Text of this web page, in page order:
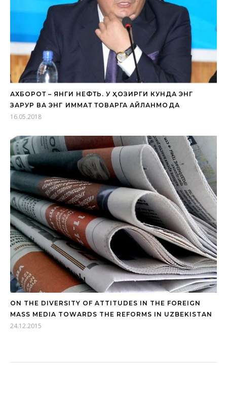
АХБОРОТ – ЯНГИ НЕФТЬ. У ҲОЗИРГИ КУНДА ЭНГ
ЗАРУР ВА ЭНГ ҚИММАТ ТОВАРГА АЙЛАНМОҚДА
16.05.2018
ON THE DIVERSITY OF ATTITUDES IN THE FOREIGN
MASS MEDIA TOWARDS THE REFORMS IN UZBEKISTAN
24.12.2015